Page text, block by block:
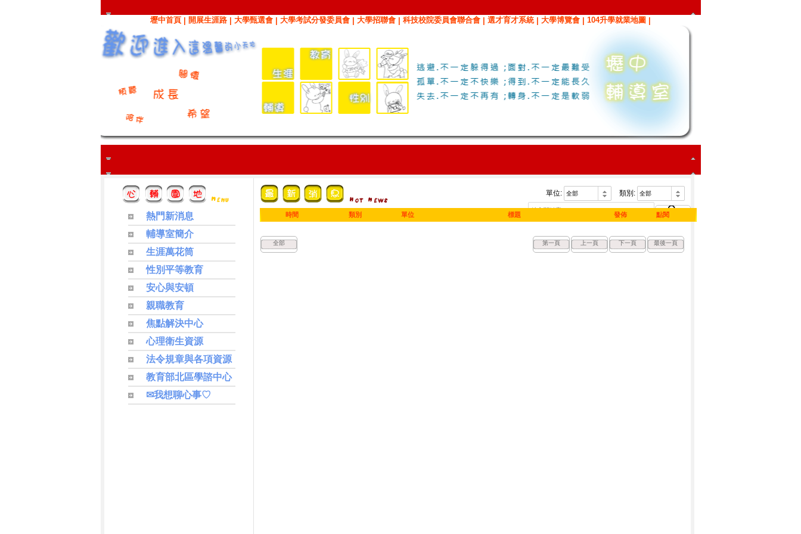
壢中首頁 | 開展生涯路 | 大學甄選會 | 大學考試分發委員會 | 大學招聯會 | 科技校院委員會聯合會 | 選才育才系統| 大學博覽會 | 104升學就業地圖 |
熱門新消息
輔導室簡介
生涯萬花筒
性別平等教育
安心與安頓
親職教育
焦點解決中心
心理衛生資源
法令規章與各項資源
教育部北區學諮中心
✉我想聊心事♡
單位: 類別:
時間 類別 單位 標題 發佈 點閱
全部 第一頁 上一頁 下一頁 最後一頁